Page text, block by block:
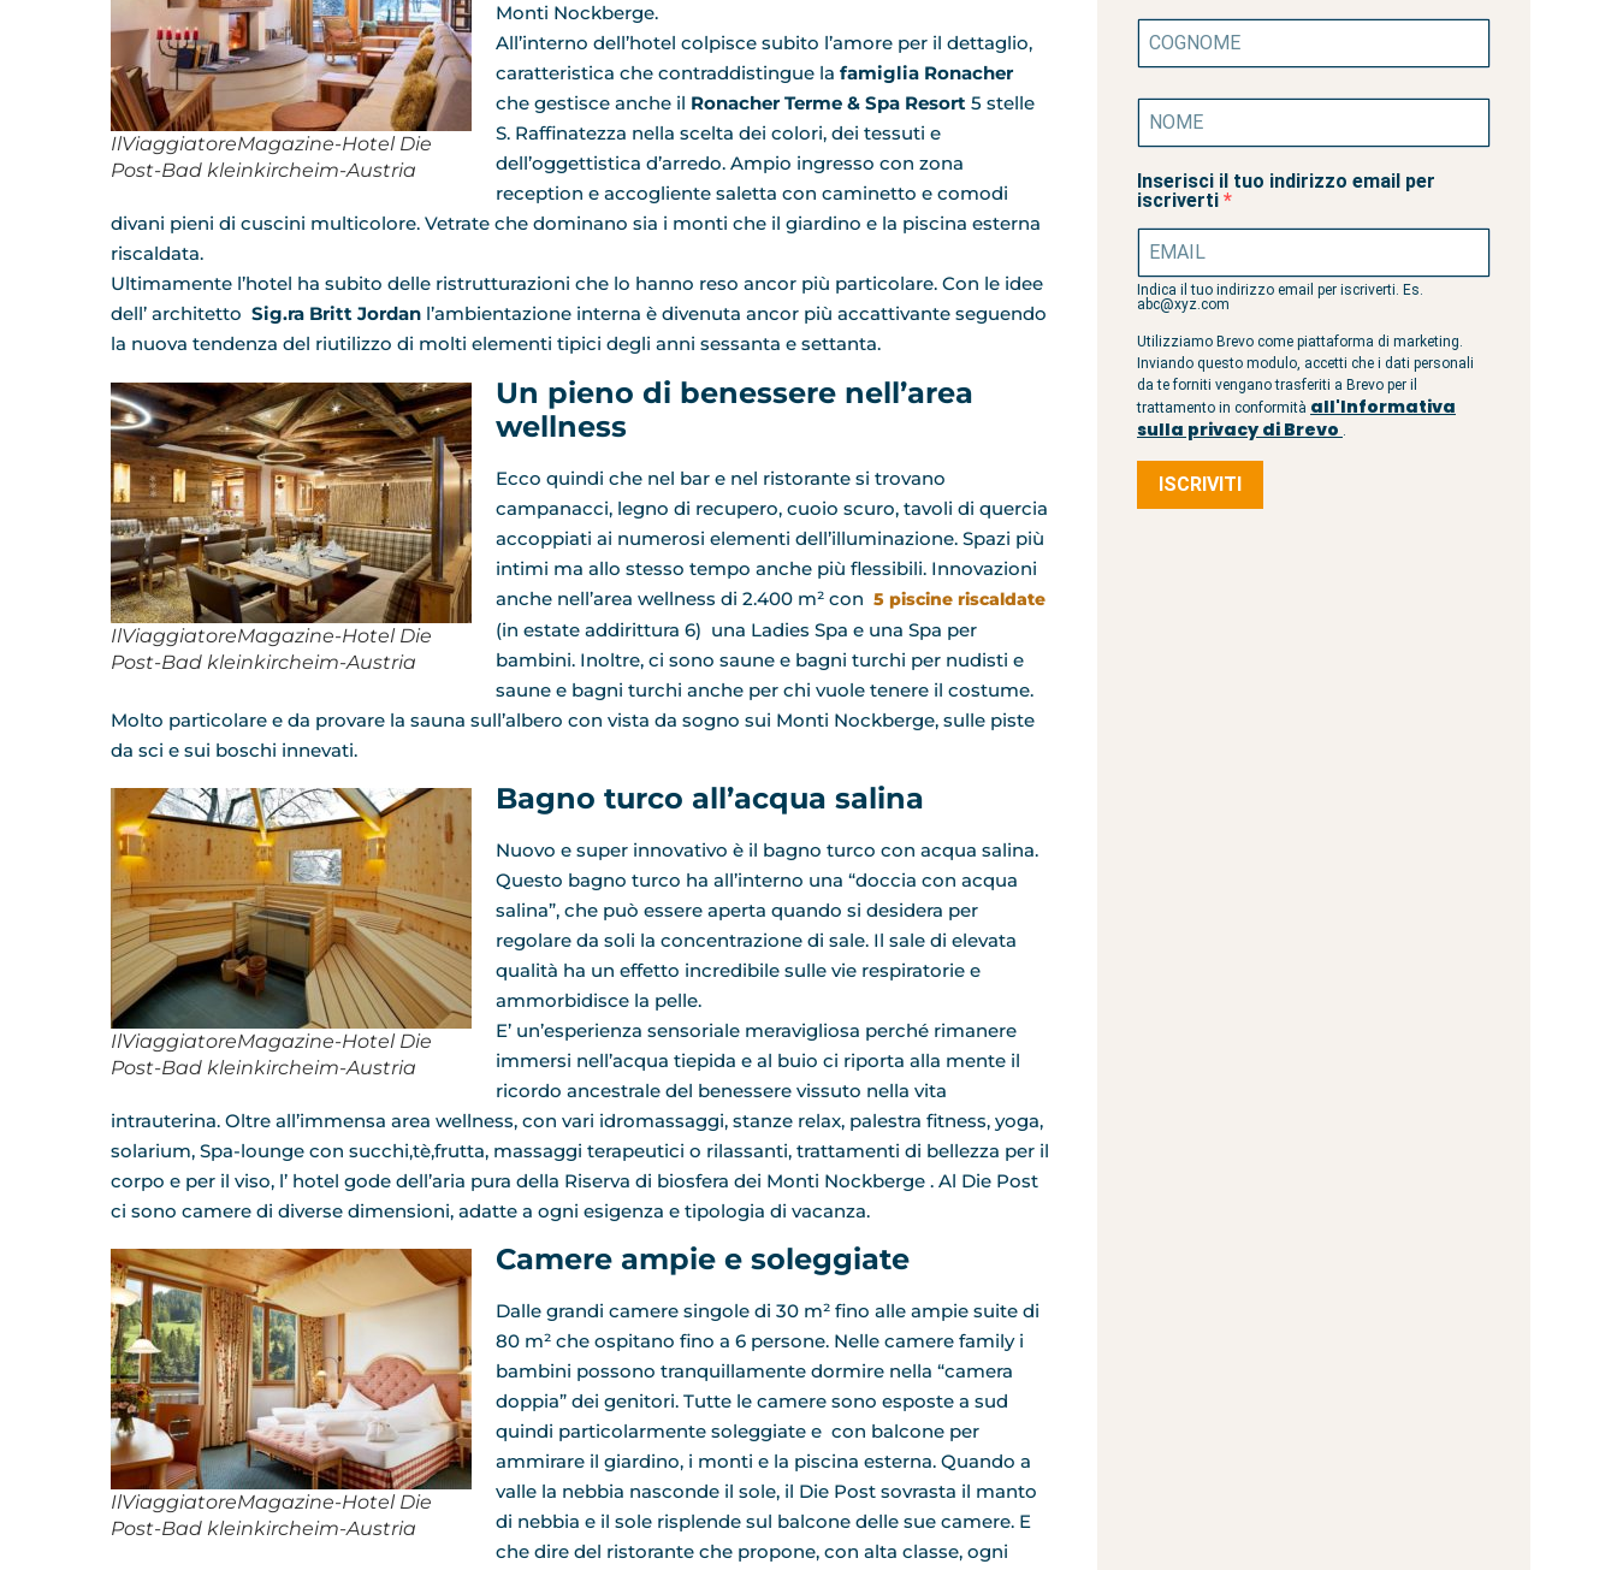
IlViaggiatoreMagazine-Hotel Die
Post-Bad kleinkircheim-Austria
Monti Nockberge.
All’interno dell’hotel colpisce subito l’amore per il dettaglio,
caratteristica che contraddistingue la famiglia Ronacher
che gestisce anche il Ronacher Terme & Spa Resort 5 stelle
S. Raffinatezza nella scelta dei colori, dei tessuti e
dell’oggettistica d’arredo. Ampio ingresso con zona
reception e accogliente saletta con caminetto e comodi
divani pieni di cuscini multicolore. Vetrate che dominano sia i monti che il giardino e la piscina esterna
riscaldata.
Ultimamente l’hotel ha subito delle ristrutturazioni che lo hanno reso ancor più particolare. Con le idee
dell’ architetto Sig.ra Britt Jordan l’ambientazione interna è divenuta ancor più accattivante seguendo
la nuova tendenza del riutilizzo di molti elementi tipici degli anni sessanta e settanta.
IlViaggiatoreMagazine-Hotel Die
Post-Bad kleinkircheim-Austria
Un pieno di benessere nell’area
wellness
Ecco quindi che nel bar e nel ristorante si trovano
campanacci, legno di recupero, cuoio scuro, tavoli di quercia
accoppiati ai numerosi elementi dell’illuminazione. Spazi più
intimi ma allo stesso tempo anche più flessibili. Innovazioni
anche nell’area wellness di 2.400 m² con 5 piscine riscaldate
(in estate addirittura 6) una Ladies Spa e una Spa per
bambini. Inoltre, ci sono saune e bagni turchi per nudisti e
saune e bagni turchi anche per chi vuole tenere il costume.
Molto particolare e da provare la sauna sull’albero con vista da sogno sui Monti Nockberge, sulle piste
da sci e sui boschi innevati.
IlViaggiatoreMagazine-Hotel Die
Post-Bad kleinkircheim-Austria
Bagno turco all’acqua salina
Nuovo e super innovativo è il bagno turco con acqua salina.
Questo bagno turco ha all’interno una “doccia con acqua
salina”, che può essere aperta quando si desidera per
regolare da soli la concentrazione di sale. Il sale di elevata
qualità ha un effetto incredibile sulle vie respiratorie e
ammorbidisce la pelle.
E’ un’esperienza sensoriale meravigliosa perché rimanere
immersi nell’acqua tiepida e al buio ci riporta alla mente il
ricordo ancestrale del benessere vissuto nella vita
intrauterina. Oltre all’immensa area wellness, con vari idromassaggi, stanze relax, palestra fitness, yoga,
solarium, Spa-lounge con succhi,tè,frutta, massaggi terapeutici o rilassanti, trattamenti di bellezza per il
corpo e per il viso, l’ hotel gode dell’aria pura della Riserva di biosfera dei Monti Nockberge . Al Die Post
ci sono camere di diverse dimensioni, adatte a ogni esigenza e tipologia di vacanza.
IlViaggiatoreMagazine-Hotel Die
Post-Bad kleinkircheim-Austria
Camere ampie e soleggiate
Dalle grandi camere singole di 30 m² fino alle ampie suite di
80 m² che ospitano fino a 6 persone. Nelle camere family i
bambini possono tranquillamente dormire nella “camera
doppia” dei genitori. Tutte le camere sono esposte a sud
quindi particolarmente soleggiate e con balcone per
ammirare il giardino, i monti e la piscina esterna. Quando a
valle la nebbia nasconde il sole, il Die Post sovrasta il manto
di nebbia e il sole risplende sul balcone delle sue camere. E
che dire del ristorante che propone, con alta classe, ogni
Inserisci il tuo indirizzo email per
iscriverti
Indica il tuo indirizzo email per iscriverti. Es.
abc@xyz.com
Utilizziamo Brevo come piattaforma di marketing.
Inviando questo modulo, accetti che i dati personali
da te forniti vengano trasferiti a Brevo per il
trattamento in conformità all'Informativa
sulla privacy di Brevo
ISCRIVITI